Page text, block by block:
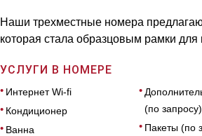
Наши трехместные номера
которая стала образцовым рамки
УСЛУГИ В НОМЕРЕ
Интернет Wi-fi
Кондиционер
Ванна
(по запросу)
Пакеты (по